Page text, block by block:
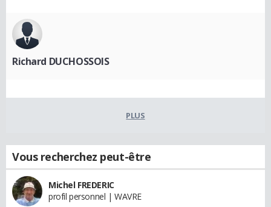
Richard DUCHOSSOIS
PLUS
Vous recherchez peut-être
Michel FREDERIC
profil personnel | WAVRE